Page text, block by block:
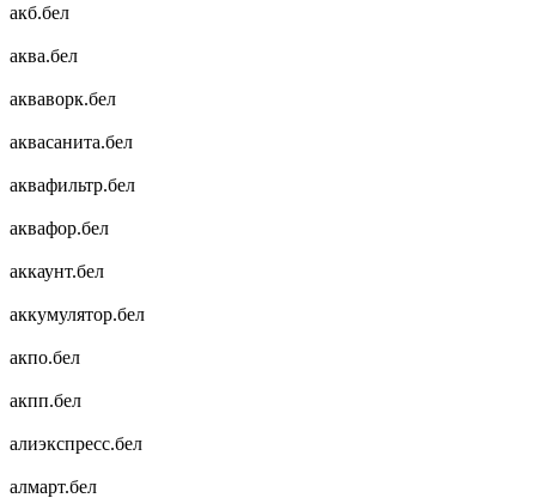
акб.бел
аква.бел
акваворк.бел
аквасанита.бел
аквафильтр.бел
аквафор.бел
аккаунт.бел
аккумулятор.бел
акпо.бел
акпп.бел
алиэкспресс.бел
алмарт.бел